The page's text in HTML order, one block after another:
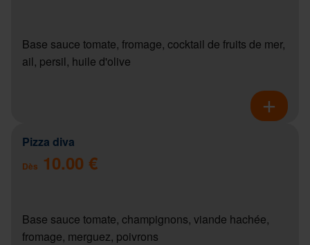
Base sauce tomate, fromage, cocktail de fruits de mer,
ail, persil, huile d'olive
Pizza diva
Dès 10.00 €
Base sauce tomate, champignons, viande hachée,
fromage, merguez, poivrons